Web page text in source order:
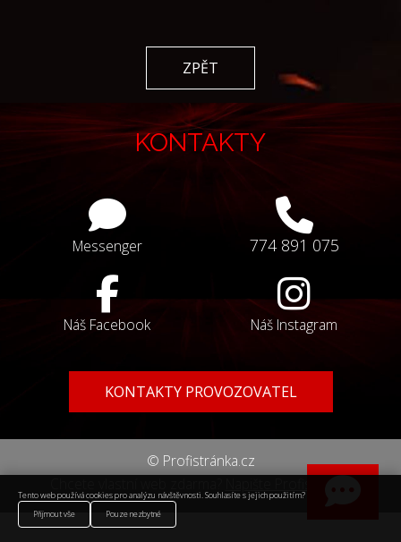
ZPĚT
KONTAKTY
Messenger 774 891 075
Náš Facebook Náš Instagram
KONTAKTY PROVOZOVATEL
© Profistránka.cz
Tento web používá cookies pro analýzu návštěvnosti. Souhlasíte s jejich použitím?
Přijmout vše Pouze nezbytné